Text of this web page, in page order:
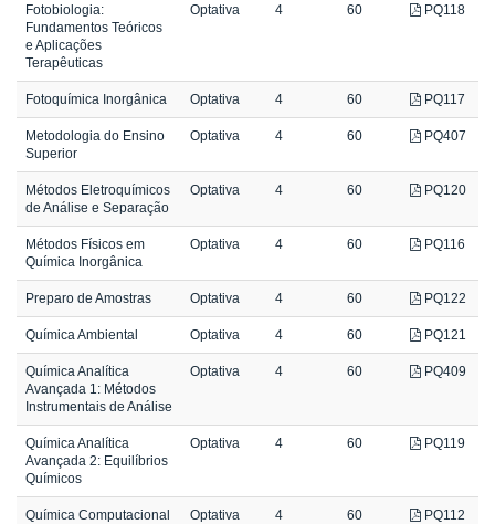
Fotobiologia:
Fundamentos Teóricos
e Aplicações
Terapêuticas
Optativa 4 60 PQ118
Fotoquímica Inorgânica Optativa 4 60 PQ117
Metodologia do Ensino
Superior
Optativa 4 60 PQ407
Métodos Eletroquímicos
de Análise e Separação
Optativa 4 60 PQ120
Métodos Físicos em
Química Inorgânica
Optativa 4 60 PQ116
Preparo de Amostras Optativa 4 60 PQ122
Química Ambiental Optativa 4 60 PQ121
Química Analítica
Avançada 1: Métodos
Instrumentais de Análise
Optativa 4 60 PQ409
Química Analítica
Avançada 2: Equilíbrios
Químicos
Optativa 4 60 PQ119
Química Computacional Optativa 4 60 PQ112